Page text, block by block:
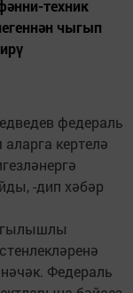
техник
чыгып
федераль
кертелә
-дип хәбәр
Федераль